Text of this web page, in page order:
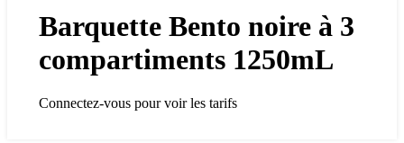
Barquette Bento noire à 3
compartiments 1250mL
Connectez-vous pour voir les tarifs